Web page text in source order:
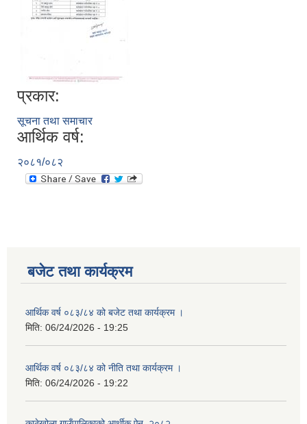
प्रकार:
सूचना तथा समाचार
आर्थिक वर्ष:
२०८१/०८२
बजेट तथा कार्यक्रम
आर्थिक वर्ष ०८३/८४ को बजेट तथा कार्यक्रम ।
मिति: 06/24/2026 - 19:25
आर्थिक वर्ष ०८३/८४ को नीति तथा कार्यक्रम ।
मिति: 06/24/2026 - 19:22